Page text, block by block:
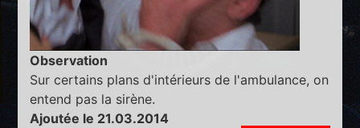
Observation
Sur certains plans d'intérieurs de l'ambulance, on
entend pas la sirène.
Ajoutée le 21.03.2014